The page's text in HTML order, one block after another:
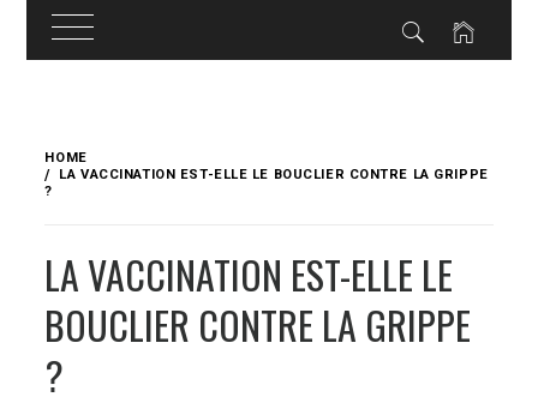
content
HOME
LA VACCINATION EST-ELLE LE BOUCLIER CONTRE LA GRIPPE
?
LA VACCINATION EST-ELLE LE
BOUCLIER CONTRE LA GRIPPE
?